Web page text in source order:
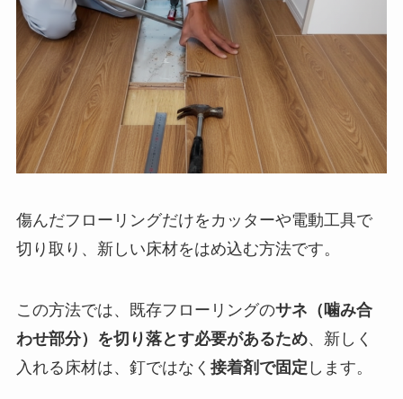
傷んだフローリングだけをカッターや電動工具で
切り取り、新しい床材をはめ込む方法です。
この方法では、既存フローリングのサネ（噛み合
わせ部分）を切り落とす必要があるため、新しく
入れる床材は、釘ではなく 接着剤で固定 します。